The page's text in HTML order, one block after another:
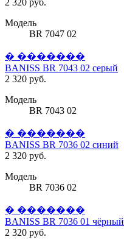
2 320 руб.
Модель
BR 7047 02
� �������
BANISS BR 7043 02 серый
2 320 руб.
Модель
BR 7043 02
� �������
BANISS BR 7036 02 синий
2 320 руб.
Модель
BR 7036 02
� �������
BANISS BR 7036 01 чёрный
2 320 руб.